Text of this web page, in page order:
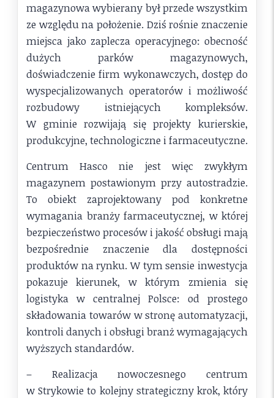
magazynowa wybierany był przede wszystkim
ze względu na położenie. Dziś rośnie znaczenie
miejsca jako zaplecza operacyjnego: obecność
dużych parków magazynowych,
doświadczenie firm wykonawczych, dostęp do
wyspecjalizowanych operatorów i możliwość
rozbudowy istniejących kompleksów.
W gminie rozwijają się projekty kurierskie,
produkcyjne, technologiczne i farmaceutyczne.
Centrum Hasco nie jest więc zwykłym
magazynem postawionym przy autostradzie.
To obiekt zaprojektowany pod konkretne
wymagania branży farmaceutycznej, w której
bezpieczeństwo procesów i jakość obsługi mają
bezpośrednie znaczenie dla dostępności
produktów na rynku. W tym sensie inwestycja
pokazuje kierunek, w którym zmienia się
logistyka w centralnej Polsce: od prostego
składowania towarów w stronę automatyzacji,
kontroli danych i obsługi branż wymagających
wyższych standardów.
– Realizacja nowoczesnego centrum
w Strykowie to kolejny strategiczny krok, który